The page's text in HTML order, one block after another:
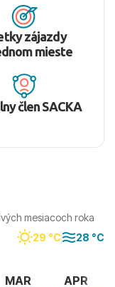
zájazdy
mieste
člen SACKA
mesiacoch roka
29 °C 28 °C
MAR
APR